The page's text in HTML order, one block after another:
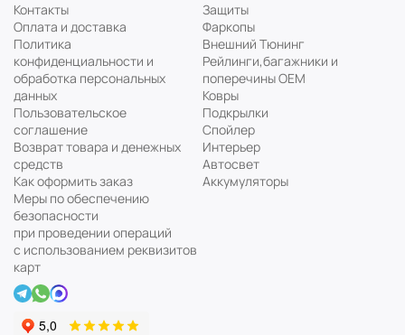
Контакты
Оплата и доставка
Политика
конфиденциальности и
обработка персональных
данных
Пользовательское
соглашение
Возврат товара и денежных
средств
Как оформить заказ
Меры по обеспечению
безопасности
при проведении операций
с использованием реквизитов
карт
Защиты
Фаркопы
Внешний Тюнинг
Рейлинги,багажники и
поперечины ОЕМ
Ковры
Подкрылки
Спойлер
Интерьер
Автосвет
Аккумуляторы